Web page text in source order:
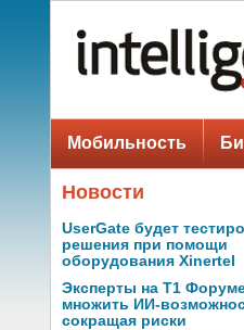
Мобильность
Новости
UserGate будет
решения при помощи
оборудования Xinertel
Эксперты на Т1
множить ИИ-
сокращая риски